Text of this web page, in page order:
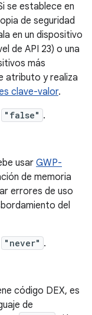
se establece en
de seguridad
en un dispositivo
de API 23) o una
más
atributo y realiza
clave-valor.
"false" .
usarGWP-
de memoria
errores de uso
del
"never" .
código DEX, es
de